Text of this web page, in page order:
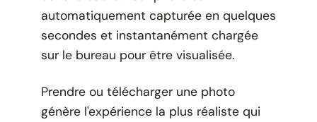
automatiquement capturée en quelques
secondes et instantanément chargée
sur le bureau pour être visualisée.
Prendre ou télécharger une photo
génère l'expérience la plus réaliste qui